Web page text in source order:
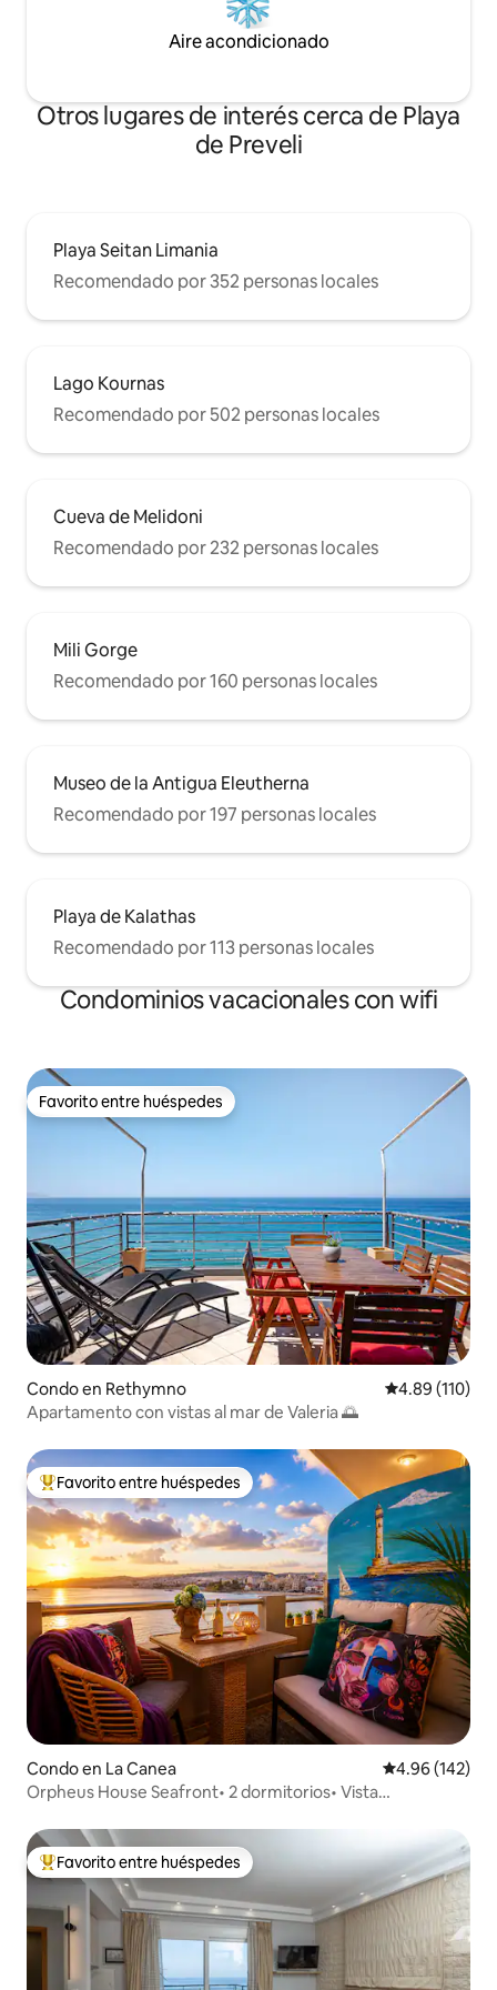
Aire acondicionado
Otros lugares de interés cerca de Playa
de Preveli
Playa Seitan Limania
Recomendado por 352 personas locales
Lago Kournas
Recomendado por 502 personas locales
Cueva de Melidoni
Recomendado por 232 personas locales
Mili Gorge
Recomendado por 160 personas locales
Museo de la Antigua Eleutherna
Recomendado por 197 personas locales
Playa de Kalathas
Recomendado por 113 personas locales
Condominios vacacionales con wifi
Favorito entre huéspedes
Favorito entre huéspedes
Condo en Rethymno Calificación
4.89 (110)
Apartamento con vistas al mar de Valeria 🌅
Favorito entre huéspedes preferido
Favorito entre huéspedes
Condo en La Canea Calificación
4.96 (142)
Orpheus House Seafront• 2 dormitorios• Vista
Favorito entre huéspedes preferido
Favorito entre huéspedes